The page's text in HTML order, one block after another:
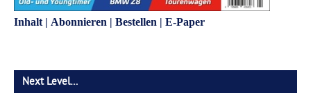
Inhalt | Abonnieren | Bestellen | E-Paper
Next Level…